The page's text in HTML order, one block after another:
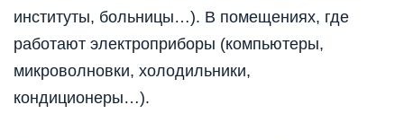
институты, больницы…). В помещениях, где
работают электроприборы (компьютеры,
микроволновки, холодильники,
кондиционеры…).